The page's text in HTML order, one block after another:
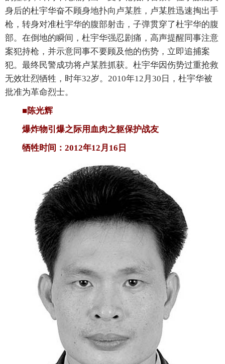
身后的杜宇华奋不顾身地扑向卢某胜，卢某胜迅速掏出手
枪，转身对准杜宇华的腹部射击，子弹贯穿了杜宇华的腹
部。在倒地的瞬间，杜宇华强忍剧痛，高声提醒同事注意
案犯持枪，并示意同事不要顾及他的伤势，立即追捕案
犯。最终民警成功将卢某胜抓获。杜宇华因伤势过重抢救
无效壮烈牺牲，时年32岁。2010年12月30日，杜宇华被
批准为革命烈士。
■陈光辉
爆炸物引爆之际用血肉之躯保护战友
牺牲时间：2012年12月16日